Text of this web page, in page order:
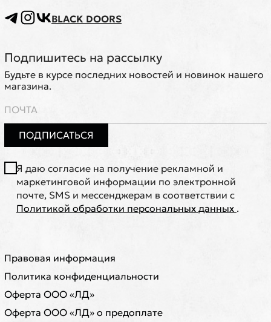
BLACK DOORS
Подпишитесь на рассылку
Будьте в курсе последних новостей и новинок нашего
магазина.
ПОДПИСАТЬСЯ
Я даю согласие на получение рекламной и
маркетинговой информации по электронной
почте, SMS и мессенджерам в соответствии с
Политикой обработки персональных данных .
Правовая информация
Политика конфиденциальности
Оферта ООО «ЛД»
Оферта ООО «ЛД» о предоплате